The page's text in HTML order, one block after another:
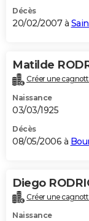
Décès
20/02/2007 à
Matilde
Créer une
Naissance
03/03/1925
Décès
08/05/2006 à
Diego
Créer une
Naissance